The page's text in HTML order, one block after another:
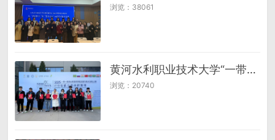
浏览：38061
黄河水利职业技术大学“一带一路”金砖国家技能大赛又夺金奖
浏览：20740